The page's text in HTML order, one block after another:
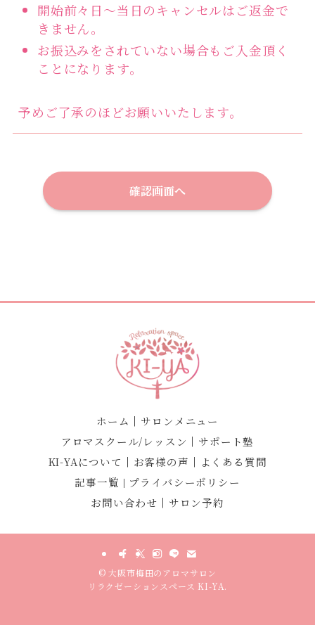
開始前々日～当日のキャンセルはご返金で
きません。
お振込みをされていない場合もご入金頂く
ことになります。
予めご了承のほどお願いいたします。
ホーム ｜ サロンメニュー
アロマスクール/レッスン ｜ サポート塾
KI-YAについて ｜ お客様の声 ｜ よくある質問
記事一覧 ｜ プライバシーポリシー
お問い合わせ ｜ サロン予約
© 大阪市梅田のアロマサロン
リラクゼーションスペース KI-YA.